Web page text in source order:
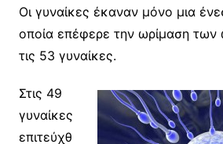
Οι γυναίκες έκαναν μόνο μια
οποία επέφερε την ωρίμαση
τις 53 γυναίκες.
Στις 49
γυναίκες
επιτεύχθ